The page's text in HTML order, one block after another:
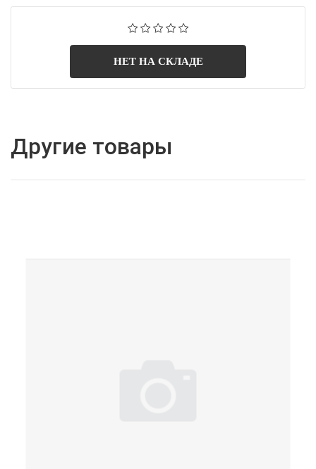
НЕТ НА СКЛАДЕ
Другие товары